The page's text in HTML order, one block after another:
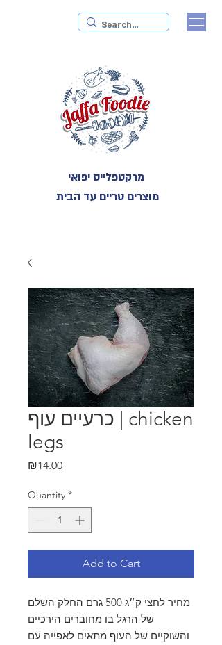
מוצרים טריים עד הבית
כרעיים עוף | chicken
legs
₪14.00Price
Quantity *
Add to Cart
מחיר לחצי ק״ג 500 גרם החלק השלם
של הרגל בו מחוברים הירכיים
והשוקיים של העוף מתאים לאפייה עם